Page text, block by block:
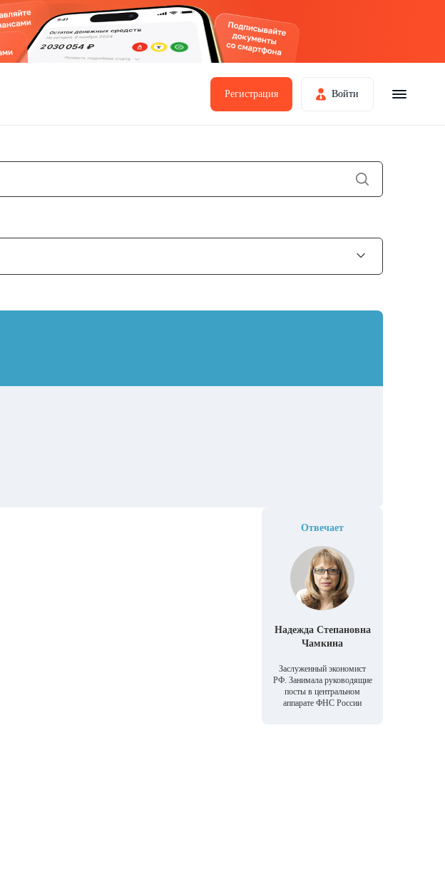
Регистрация Войти
Отвечает
Надежда Степановна
Чамкина
Заслуженный экономист
РФ. Занимала руководящие
посты в центральном
аппарате ФНС России